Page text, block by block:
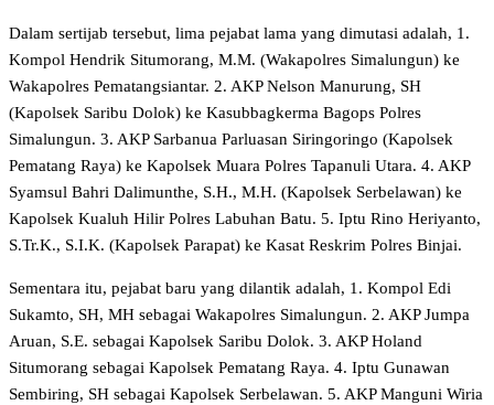
Dalam sertijab tersebut, lima pejabat lama yang dimutasi adalah, 1.
Kompol Hendrik Situmorang, M.M. (Wakapolres Simalungun) ke
Wakapolres Pematangsiantar. 2. AKP Nelson Manurung, SH
(Kapolsek Saribu Dolok) ke Kasubbagkerma Bagops Polres
Simalungun. 3. AKP Sarbanua Parluasan Siringoringo (Kapolsek
Pematang Raya) ke Kapolsek Muara Polres Tapanuli Utara. 4. AKP
Syamsul Bahri Dalimunthe, S.H., M.H. (Kapolsek Serbelawan) ke
Kapolsek Kualuh Hilir Polres Labuhan Batu. 5. Iptu Rino Heriyanto,
S.Tr.K., S.I.K. (Kapolsek Parapat) ke Kasat Reskrim Polres Binjai.
Sementara itu, pejabat baru yang dilantik adalah, 1. Kompol Edi
Sukamto, SH, MH sebagai Wakapolres Simalungun. 2. AKP Jumpa
Aruan, S.E. sebagai Kapolsek Saribu Dolok. 3. AKP Holand
Situmorang sebagai Kapolsek Pematang Raya. 4. Iptu Gunawan
Sembiring, SH sebagai Kapolsek Serbelawan. 5. AKP Manguni Wiria